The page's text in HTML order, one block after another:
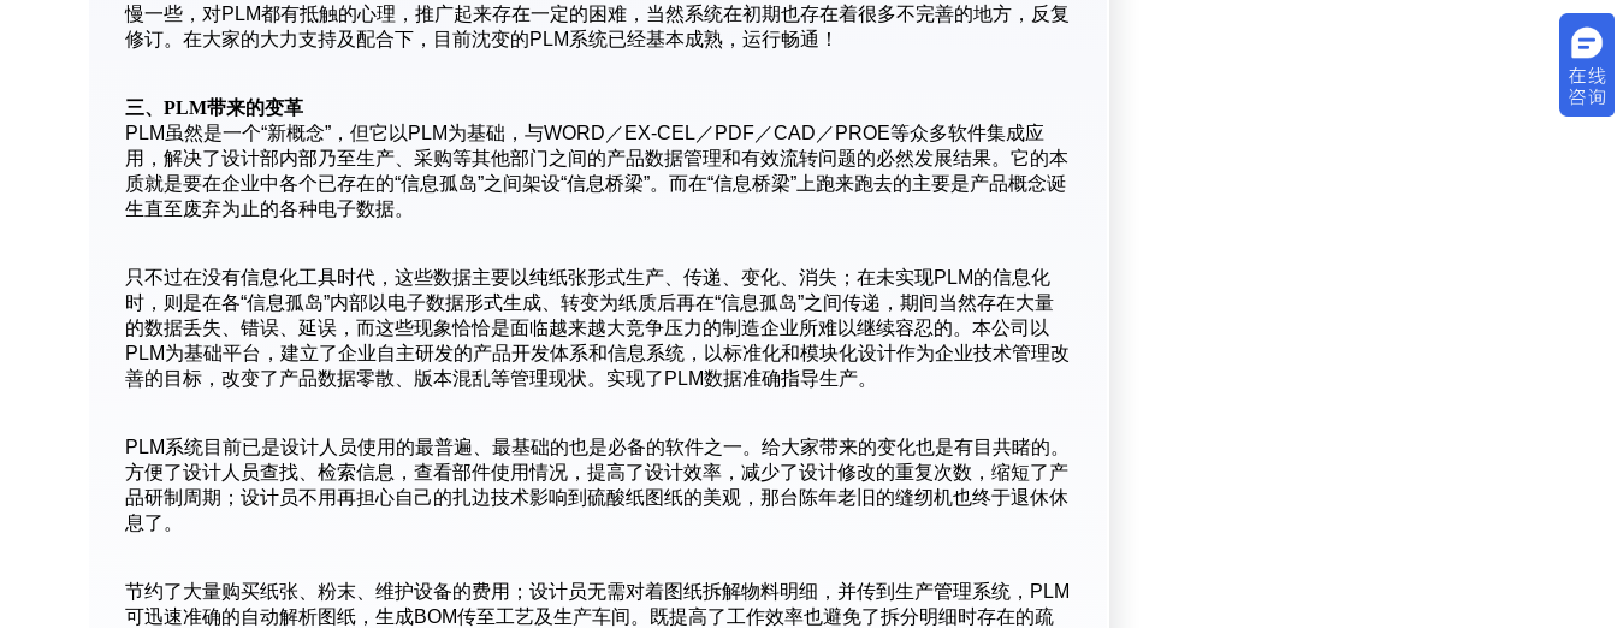
慢一些，对PLM都有抵触的心理，推广起来存在一定的困难，当然系统在初期也存在着很多不完善的地方，反复
修订。在大家的大力支持及配合下，目前沈变的PLM系统已经基本成熟，运行畅通！
三、PLM带来的变革
PLM虽然是一个“新概念”，但它以PLM为基础，与WORD／EX-CEL／PDF／CAD／PROE等众多软件集成应
用，解决了设计部内部乃至生产、采购等其他部门之间的产品数据管理和有效流转问题的必然发展结果。它的本
质就是要在企业中各个已存在的“信息孤岛”之间架设“信息桥梁”。而在“信息桥梁”上跑来跑去的主要是产品概念诞
生直至废弃为止的各种电子数据。
只不过在没有信息化工具时代，这些数据主要以纯纸张形式生产、传递、变化、消失；在未实现PLM的信息化
时，则是在各“信息孤岛”内部以电子数据形式生成、转变为纸质后再在“信息孤岛”之间传递，期间当然存在大量
的数据丢失、错误、延误，而这些现象恰恰是面临越来越大竞争压力的制造企业所难以继续容忍的。本公司以
PLM为基础平台，建立了企业自主研发的产品开发体系和信息系统，以标准化和模块化设计作为企业技术管理改
善的目标，改变了产品数据零散、版本混乱等管理现状。实现了PLM数据准确指导生产。
PLM系统目前已是设计人员使用的最普遍、最基础的也是必备的软件之一。给大家带来的变化也是有目共睹的。
方便了设计人员查找、检索信息，查看部件使用情况，提高了设计效率，减少了设计修改的重复次数，缩短了产
品研制周期；设计员不用再担心自己的扎边技术影响到硫酸纸图纸的美观，那台陈年老旧的缝纫机也终于退休休
息了。
节约了大量购买纸张、粉末、维护设备的费用；设计员无需对着图纸拆解物料明细，并传到生产管理系统，PLM
可迅速准确的自动解析图纸，生成BOM传至工艺及生产车间。既提高了工作效率也避免了拆分明细时存在的疏